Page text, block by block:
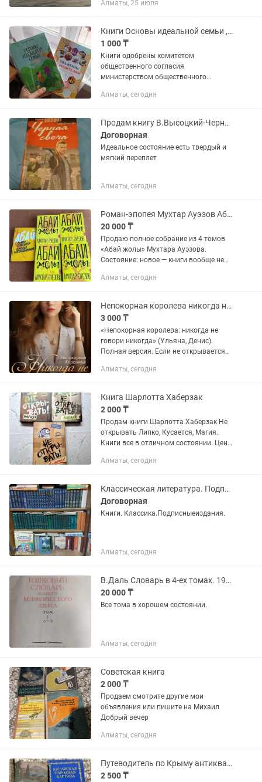
Алматы, 25 июля
Книги Основы идеальной семьи , Уважение к родителям
1 000 ₸
Книги одобрены комитетом
общественного согласия
министерством общественного
1000тг. Новые. На последнем фото
Кабанбай батыра
Алматы, сегодня
Продам книгу В.Высоцкий-Черная свеча.
Договорная
Идеальное состояние есть твердый и
мягкий переплет
Алматы, сегодня
Роман-эпопея Мухтар Ауэзов Абай жолы (Путь Абая) 1-4 том
20 000 ₸
Продаю полное собрание из 4 томов
«Абай жолы» Мухтара Ауэзова.
Состояние: новое — книги вообще не
и повреждений. В подарок — книга
Алматы, сегодня
Непокорная королева никогда не говори никогда читать онлайн
3 000 ₸
«Непокорная королева: никогда не
говори никогда» (Ульяна, Денис).
Полная версия. Если не открывается
Батырханова
Алматы, сегодня
Книга Шарлотта Хаберзак
2 000 ₸
Продам книги Шарлотта Хаберзак Не
открывать Липко, Кусается, Магия.
Книги все в отличном состоянии. Цена
3 книжки будет 5000 тг Нахожусь по
Алматы, сегодня
Классическая литература. Подписные издания.
Договорная
Книги. Классика.Подписныеиздания.
Алматы, сегодня
В.Даль Словарь в 4-ех томах. 1956г.
20 000 ₸
Все тома в хорошем состоянии.
Алматы, сегодня
Советская книга
2 000 ₸
Продаем смотрите другие мои
объявления или пишите на Михаил
Добрый вечер
Алматы, сегодня
Путеводитель по Крыму антикварное издания СССР редкая
2 500 ₸